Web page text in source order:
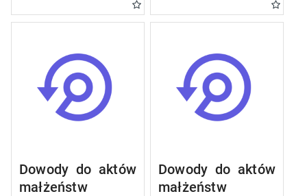
Dowody do aktów
małżeństw
Dowody do aktów
małżeństw